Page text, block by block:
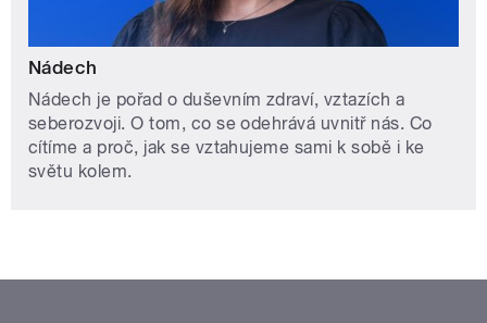
Nádech
Nádech je pořad o duševním zdraví, vztazích a
seberozvoji. O tom, co se odehrává uvnitř nás. Co
cítíme a proč, jak se vztahujeme sami k sobě i ke
světu kolem.